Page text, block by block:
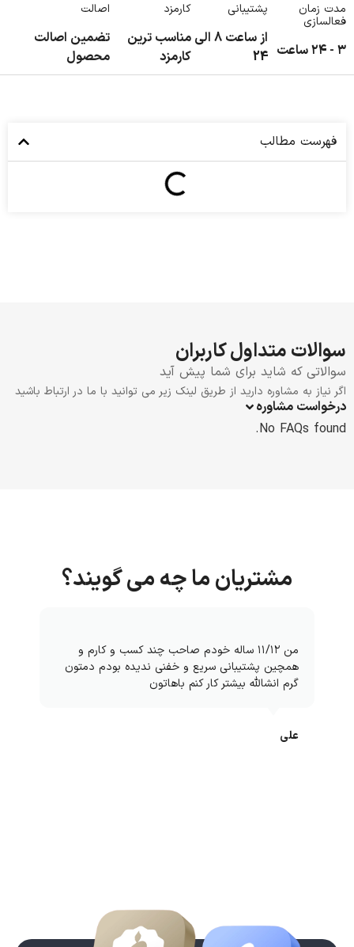
مدت زمان
فعالسازی
۳ - ۲۴ ساعت
پشتیبانی
از ساعت 8 الی
24
کارمزد
مناسب ترین
کارمزد
اصالت
تضمین اصالت
محصول
فهرست مطالب
سوالات متداول کاربران
سوالاتی که شاید برای شما پیش آید
اگر نیاز به مشاوره دارید از طریق لینک زیر می توانید با ما در ارتباط باشید
درخواست مشاوره
No FAQs found.
مشتریان ما چه می گویند؟
من ۱۱/۱۲ ساله خودم صاحب چند کسب و کارم و
همچین پشتیبانی سریع و خفنی ندیده بودم دمتون
گرم انشالله بیشتر کار کنم باهاتون
علی